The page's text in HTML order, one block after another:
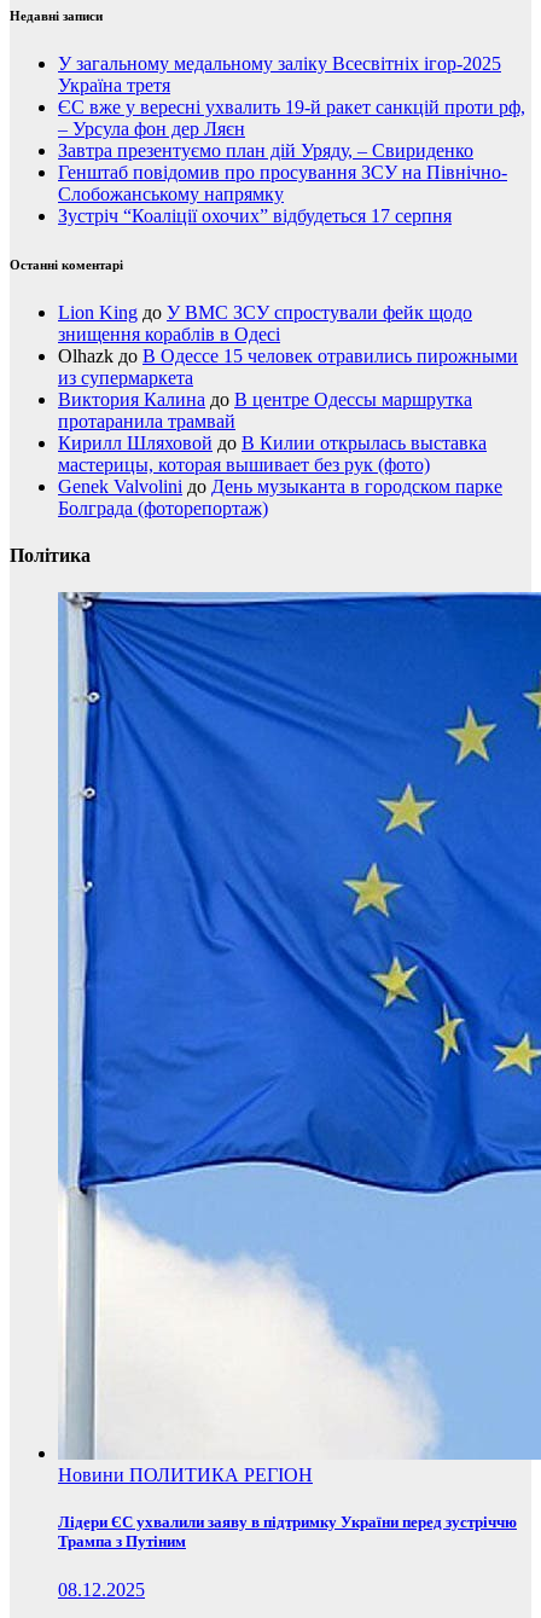
Недавні записи
У загальному медальному заліку Всесвітніх ігор-2025
Україна третя
ЄС вже у вересні ухвалить 19-й ракет санкцій проти рф,
– Урсула фон дер Ляєн
Завтра презентуємо план дій Уряду, – Свириденко
Генштаб повідомив про просування ЗСУ на Північно-
Слобожанському напрямку
Зустріч “Коаліції охочих” відбудеться 17 серпня
Останні коментарі
Lion King до У ВМС ЗСУ спростували фейк щодо
знищення кораблів в Одесі
Olhazk до В Одессе 15 человек отравились пирожными
из супермаркета
Виктория Калина до В центре Одессы маршрутка
протаранила трамвай
Кирилл Шляховой до В Килии открылась выставка
мастерицы, которая вышивает без рук (фото)
Genek Valvolini до День музыканта в городском парке
Болграда (фоторепортаж)
Політика
Новини ПОЛИТИКА РЕГІОН
Лідери ЄС ухвалили заяву в підтримку України перед зустріччю
Трампа з Путіним
08.12.2025